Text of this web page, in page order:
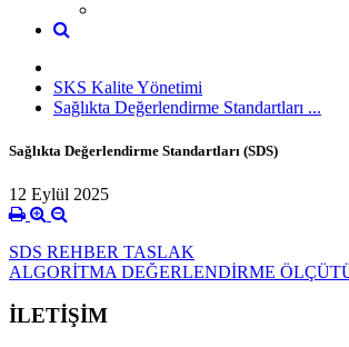
SKS Kalite Yönetimi
Sağlıkta Değerlendirme Standartları ...
Sağlıkta Değerlendirme Standartları (SDS)
12 Eylül 2025
SDS REHBER TASLAK
ALGORİTMA DEĞERLENDİRME
İLETİŞİM